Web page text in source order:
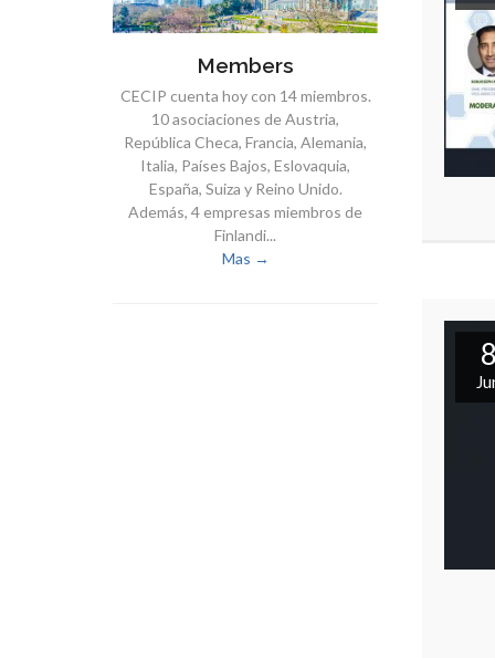
Members
CECIP cuenta hoy con 14 miembros.
10 asociaciones de Austria,
República Checa, Francia, Alemania,
Italia, Países Bajos, Eslovaquia,
España, Suiza y Reino Unido.
Además, 4 empresas miembros de
Finlandi...
Mas →